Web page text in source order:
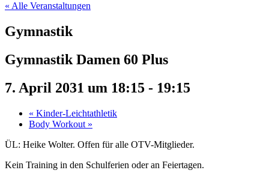
« Alle Veranstaltungen
Gymnastik
Gymnastik Damen 60 Plus
7. April 2031 um 18:15 - 19:15
« Kinder-Leichtathletik
Body Workout »
ÜL: Heike Wolter. Offen für alle OTV-Mitglieder.
Kein Training in den Schulferien oder an Feiertagen.